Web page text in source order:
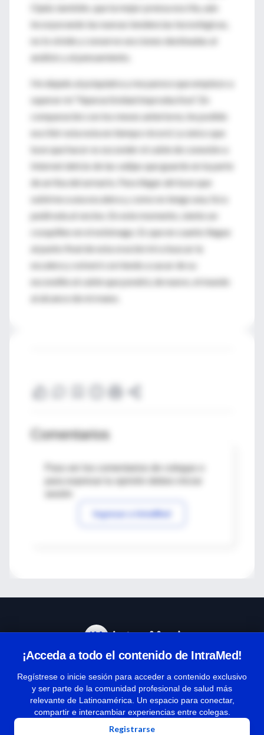
Ojalá, también, que la mejor prensa escrita, aún
incorporando las nuevas tendencias tecnológicas,
no lo olvide y conserve secciones destinadas al
análisis y al pensamiento.
He dejado al psiquiatra y me parece que empiezo a
superar mi "hiperactividad improductiva". En
comparación con los meses anteriores, he podido
escribir esta nota en tiempo récord. Lo único que
tuve que hacer es esconder el cable de conexión a
Internet detrás de las valijas que guardo en la parte
de arriba del armario. Para llegar ahí tuve que
subirme a una escalera y, como no tengo una, fui a
pedírsela al vecino. En este momento, siento un
cosquilleo en el estómago. Es que en cuanto llegue
al punto final de esta oración iré a buscar la
escalera y volveré corriendo a sacar de su
escondite al cable que pondrá, de nuevo, el mundo
al alcance de mi mano.
Comentarios
Para ver los comentarios de colegas o
Ingresar a IntraMed
¡Acceda a todo el contenido de IntraMed!
Regístrese o inicie sesión para acceder a contenido exclusivo
y ser parte de la comunidad profesional de salud más
relevante de Latinoamérica. Un espacio para conectar,
compartir e intercambiar experiencias entre colegas.
Registrarse
Términos y condiciones
| Políticas de privacidad
| Todos los derechos reservados | Copyright 1997-2026